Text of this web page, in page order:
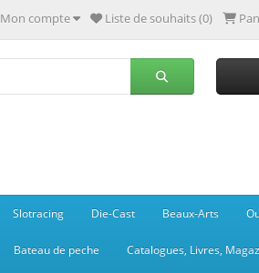
Mon compte Liste de souhaits (0)
Slotracing Die-Cast Beaux-Arts
Bateau de peche Catalogues, Livres,